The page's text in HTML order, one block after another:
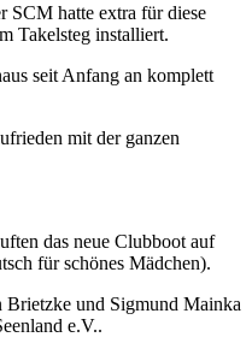
SCM hatte extra für diese
Takelsteg installiert.
seit Anfang an komplett
mit der ganzen
das neue Clubboot auf
für schönes Mädchen).
Brietzke und Sigmund Mainka
e.V..